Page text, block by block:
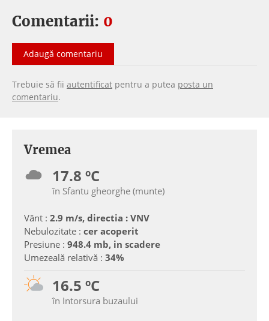
Comentarii: 0
Adaugă comentariu
Trebuie să fii autentificat pentru a putea posta un
comentariu.
Vremea
17.8 ºC
în Sfantu gheorghe (munte)
Vânt : 2.9 m/s, directia : VNV
Nebulozitate : cer acoperit
Presiune : 948.4 mb, in scadere
Umezeală relativă : 34%
16.5 ºC
în Intorsura buzaului